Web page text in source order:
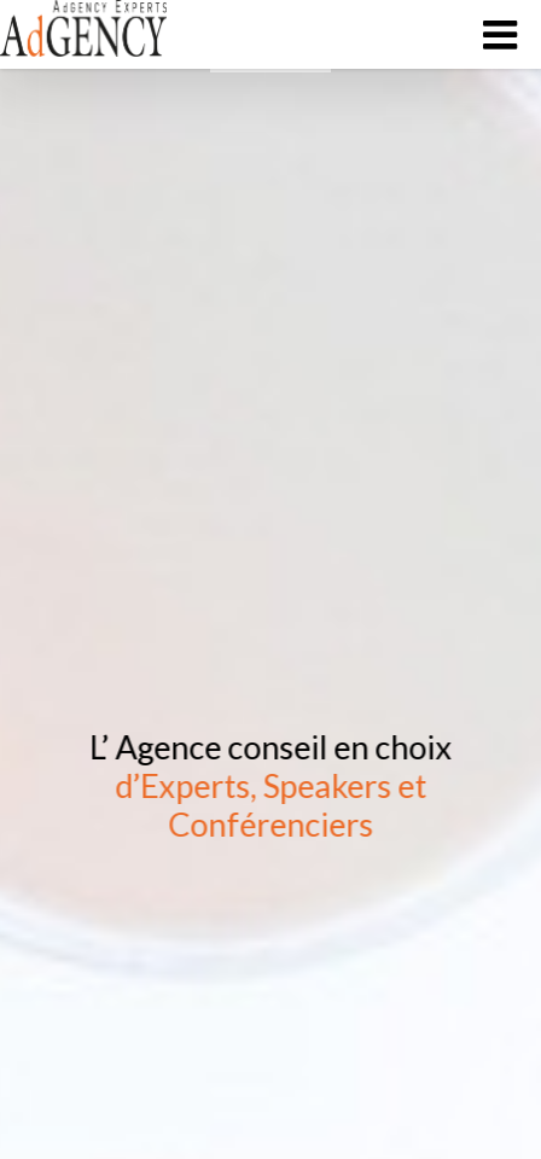
L’ Agence conseil en choix
d’Experts, Speakers et
Conférenciers